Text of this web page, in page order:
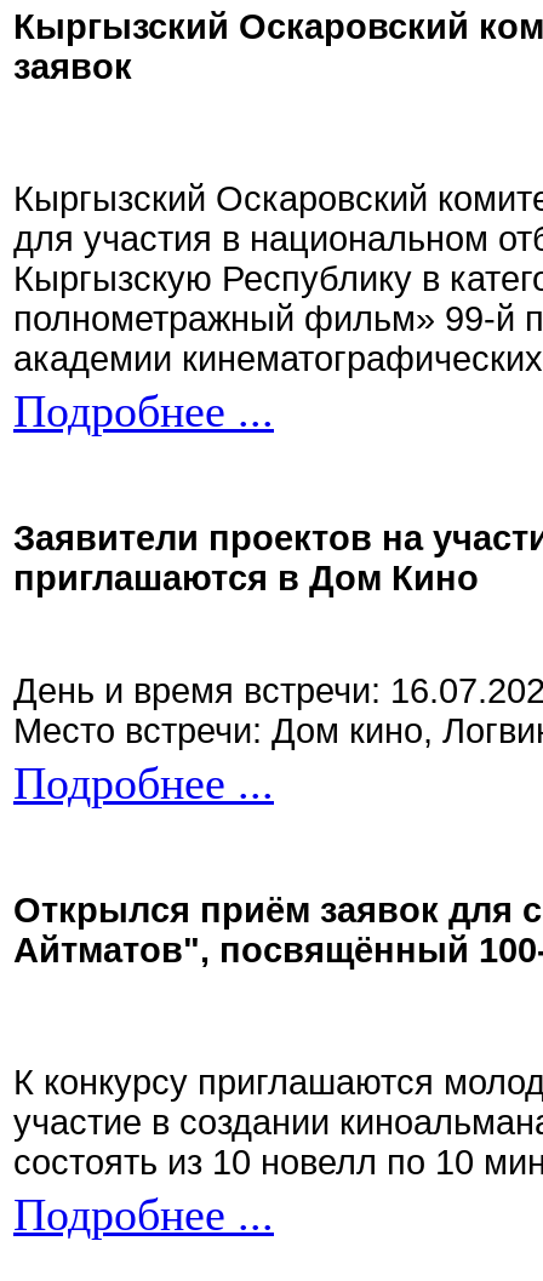
Кыргызский Оскаровский
заявок
Кыргызский Оскаровский
для участия в национальном
Кыргызскую Республику в
полнометражный фильм» 99-й
академии
Подробнее ...
Заявители проектов на
приглашаются в Дом Кино
День и время встречи:
Место встречи: Дом кино,
Подробнее ...
Открылся приём заявок для
Айтматов", посвящённый
К конкурсу приглашаются
участие в создании
состоять из 10 новелл по 10
Подробнее ...